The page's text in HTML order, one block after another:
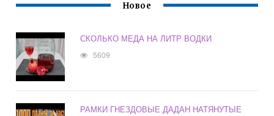
Новое
СКОЛЬКО МЕДА НА ЛИТР ВОДКИ
5609
РАМКИ ГНЕЗДОВЫЕ ДАДАН НАТЯНУТЫЕ